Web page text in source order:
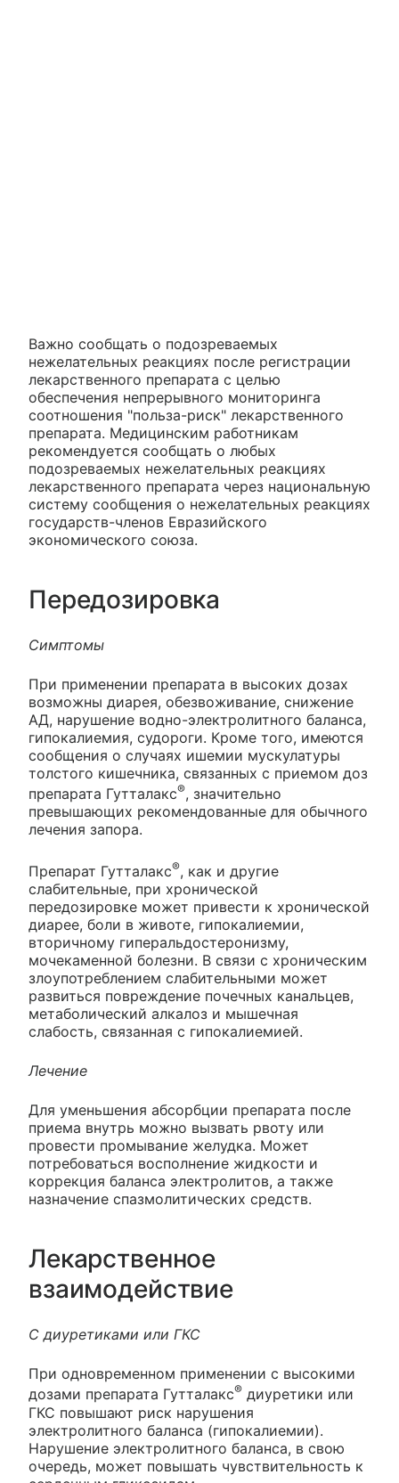
Важно сообщать о подозреваемых
нежелательных реакциях после регистрации
лекарственного препарата с целью
обеспечения непрерывного мониторинга
соотношения "польза-риск" лекарственного
препарата. Медицинским работникам
рекомендуется сообщать о любых
подозреваемых нежелательных реакциях
лекарственного препарата через национальную
систему сообщения о нежелательных реакциях
государств-членов Евразийского
экономического союза.
Передозировка
Симптомы
При применении препарата в высоких дозах
возможны диарея, обезвоживание, снижение
АД, нарушение водно-электролитного баланса,
гипокалиемия, судороги. Кроме того, имеются
сообщения о случаях ишемии мускулатуры
толстого кишечника, связанных с приемом доз
препарата Гутталакс®, значительно
превышающих рекомендованные для обычного
лечения запора.
Препарат Гутталакс®, как и другие
слабительные, при хронической
передозировке может привести к хронической
диарее, боли в животе, гипокалиемии,
вторичному гиперальдостеронизму,
мочекаменной болезни. В связи с хроническим
злоупотреблением слабительными может
развиться повреждение почечных канальцев,
метаболический алкалоз и мышечная
слабость, связанная с гипокалиемией.
Лечение
Для уменьшения абсорбции препарата после
приема внутрь можно вызвать рвоту или
провести промывание желудка. Может
потребоваться восполнение жидкости и
коррекция баланса электролитов, а также
назначение спазмолитических средств.
Лекарственное
взаимодействие
С диуретиками или ГКС
При одновременном применении с высокими
дозами препарата Гутталакс® диуретики или
ГКС повышают риск нарушения
электролитного баланса (гипокалиемии).
Нарушение электролитного баланса, в свою
очередь, может повышать чувствительность к